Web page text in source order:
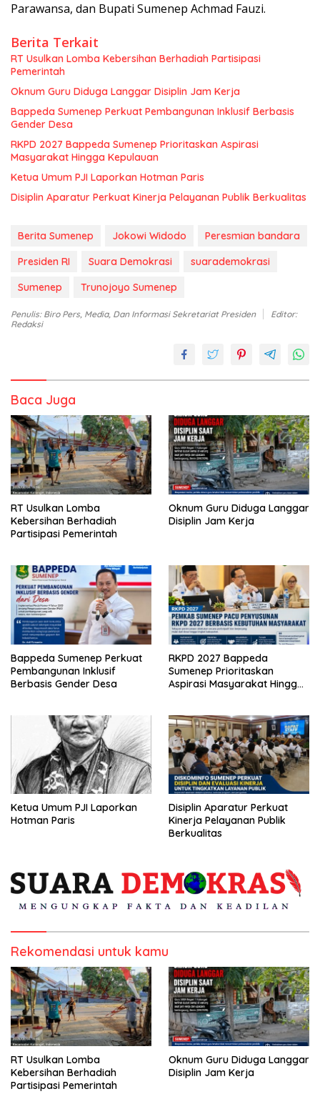
Parawansa, dan Bupati Sumenep Achmad Fauzi.
Berita Terkait
RT Usulkan Lomba Kebersihan Berhadiah Partisipasi
Pemerintah
Oknum Guru Diduga Langgar Disiplin Jam Kerja
Bappeda Sumenep Perkuat Pembangunan Inklusif Berbasis
Gender Desa
RKPD 2027 Bappeda Sumenep Prioritaskan Aspirasi
Masyarakat Hingga Kepulauan
Ketua Umum PJI Laporkan Hotman Paris
Disiplin Aparatur Perkuat Kinerja Pelayanan Publik Berkualitas
Berita Sumenep Jokowi Widodo
Peresmian bandara
Presiden RI
Suara Demokrasi
suarademokrasi
Sumenep
Trunojoyo Sumenep
Penulis: Biro Pers, Media, Dan Informasi Sekretariat Presiden
Editor:
Redaksi
Baca Juga
RT Usulkan Lomba
Kebersihan Berhadiah
Partisipasi Pemerintah
Oknum Guru Diduga Langgar
Disiplin Jam Kerja
Bappeda Sumenep Perkuat
Pembangunan Inklusif
Berbasis Gender Desa
RKPD 2027 Bappeda
Sumenep Prioritaskan
Aspirasi Masyarakat Hingga
Ketua Umum PJI Laporkan
Hotman Paris
Disiplin Aparatur Perkuat
Kinerja Pelayanan Publik
Berkualitas
Rekomendasi untuk kamu
RT Usulkan Lomba
Kebersihan Berhadiah
Partisipasi Pemerintah
Oknum Guru Diduga Langgar
Disiplin Jam Kerja